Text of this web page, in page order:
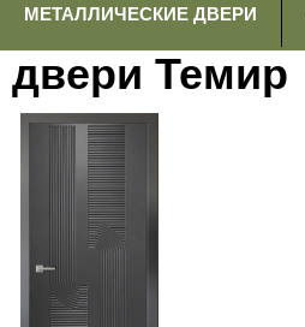
МЕТАЛЛИЧЕСКИЕ ДВЕРИ
двери Темир